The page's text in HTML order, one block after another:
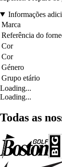
Informações
Marca
Referência do
Cor
Cor
Género
Grupo etário
Loading...
Loading...
Todas as